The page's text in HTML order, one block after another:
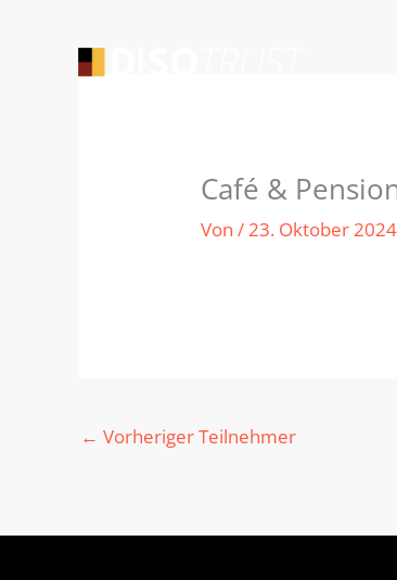
Café &
Von/23. Oktober 2024
← Vorheriger Teilnehmer